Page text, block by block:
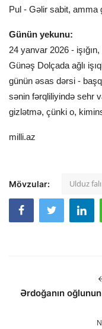
Pul - Gəlir sabit, amma
Günün yekunu:
24 yanvar 2026 -
Günəş Dolçada ağlı
günün əsas dərsi -
sənin fərqliliyində sehr
gizlətmə, çünki o,
milli.az
Mövzular: Ulduz falı
Ərdoğanın